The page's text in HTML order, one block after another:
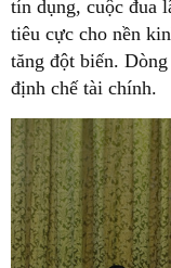
tín dụng, cuộc đua
tiêu cực cho nền
tăng đột biến.
định chế tài chính.